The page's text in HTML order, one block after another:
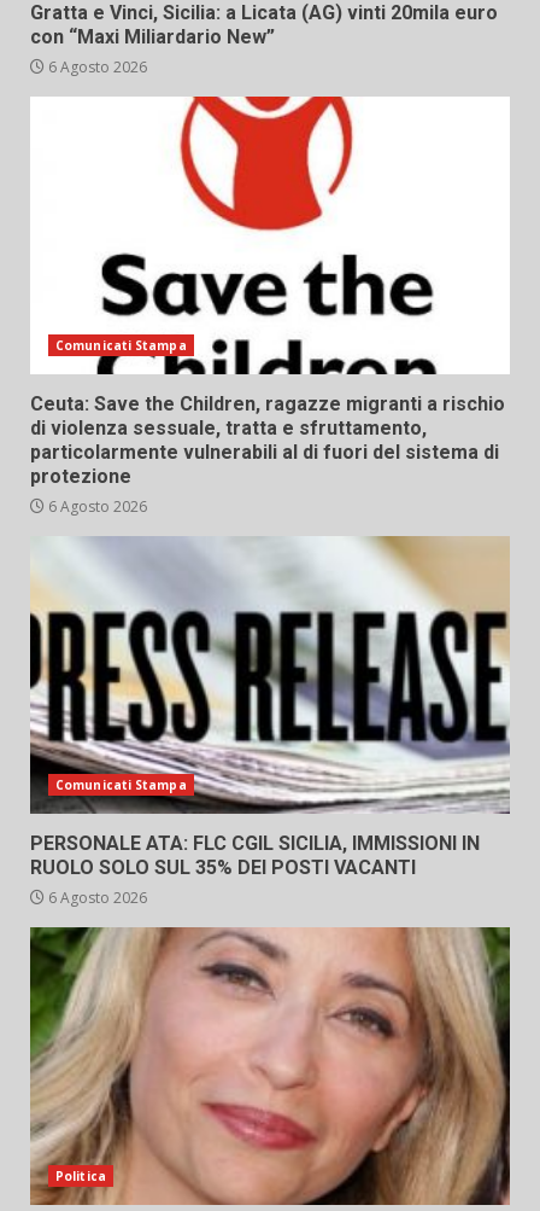
Gratta e Vinci, Sicilia: a Licata (AG) vinti 20mila euro
con “Maxi Miliardario New”
6 Agosto 2026
Comunicati Stampa
Ceuta: Save the Children, ragazze migranti a rischio
di violenza sessuale, tratta e sfruttamento,
particolarmente vulnerabili al di fuori del sistema di
protezione
6 Agosto 2026
Comunicati Stampa
PERSONALE ATA: FLC CGIL SICILIA, IMMISSIONI IN
RUOLO SOLO SUL 35% DEI POSTI VACANTI
6 Agosto 2026
Politica